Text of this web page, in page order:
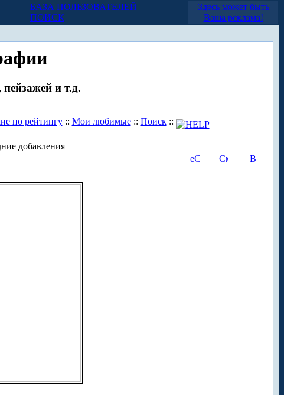
БАЗА ПОЛЬЗОВАТЕЛЕЙ
ПОИСК
Здесь может быть
Ваша реклама!
и т.д.
по рейтингу:: Мои любимые:: Поиск::
добавления